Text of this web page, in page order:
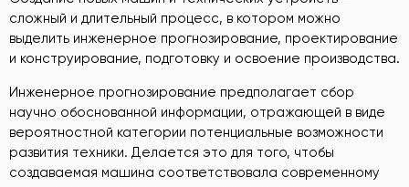
сложный и длительный процесс, в котором можно
выделить инженерное прогнозирование, проектирование
и конструирование, подготовку и освоение производства.
Инженерное прогнозирование предполагает сбор
научно обоснованной информации, отражающей в виде
вероятностной категории потенциальные возможности
развития техники. Делается это для того, чтобы
создаваемая машина соответствовала современному